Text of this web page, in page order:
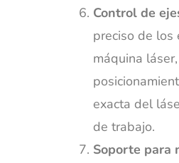
Control de
preciso de los
máquina
exacta del
de trabajo.
Soporte para